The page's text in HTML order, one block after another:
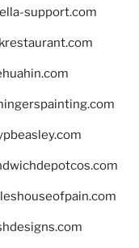
support.com